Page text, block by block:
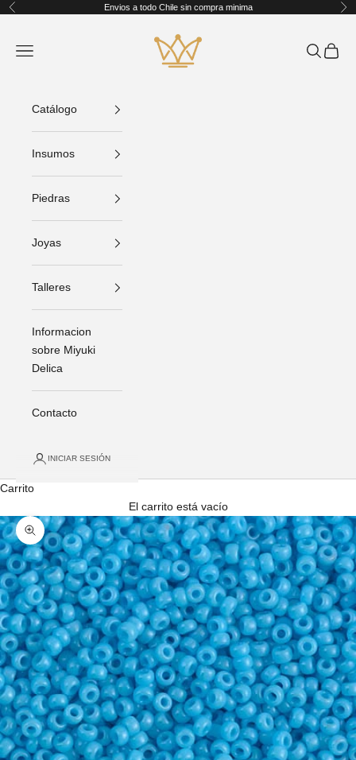
Ir al contenido
Anterior Envios a todo Chile sin compra minima
King Crafts
Abrir menú de navegación
AbrirAbrir
Catálogo
Insumos
Piedras
Joyas
Talleres
Informacion
sobre Miyuki
Delica
Contacto
INICIAR SESIÓN
Carrito
El carrito está vacío
Zoom